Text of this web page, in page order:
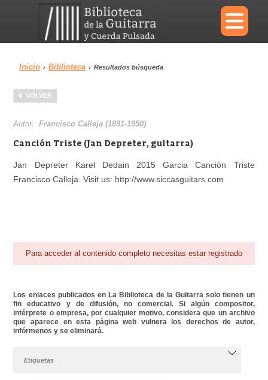
×
Menu
Biblioteca
Área personal Reproductor
Inicio › Biblioteca › Resultados búsqueda
VOLVER
Autor:Francisco Calleja (1891-1950)
Canción Triste (Jan Depreter, guitarra)
Jan Depreter Karel Dedain 2015 Garcia Canción Triste
Francisco Calleja. Visit us: http://www.siccasguitars.com
Para acceder al contenido completo necesitas estar registrado
Los enlaces publicados en La Biblioteca de la Guitarra solo tienen un
fin educativo y de difusión, no comercial. Si algún compositor,
intérprete o empresa, por cualquier motivo, considera que un archivo
que aparece en esta página web vulnera los derechos de autor,
infórmenos y se eliminará.
Etiquetas